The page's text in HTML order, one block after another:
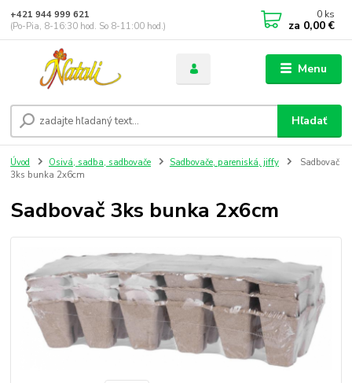
Menu
Hľadať
+421 944 999 621
(Po-Pia, 8-16:30 hod. So 8-11:00 hod.)
0 ks
za 0,00 €
Úvod Osivá, sadba, sadbovače Sadbovače, pareniská, jiffy
Sadbovač
3ks bunka 2x6cm
Sadbovač 3ks bunka 2x6cm